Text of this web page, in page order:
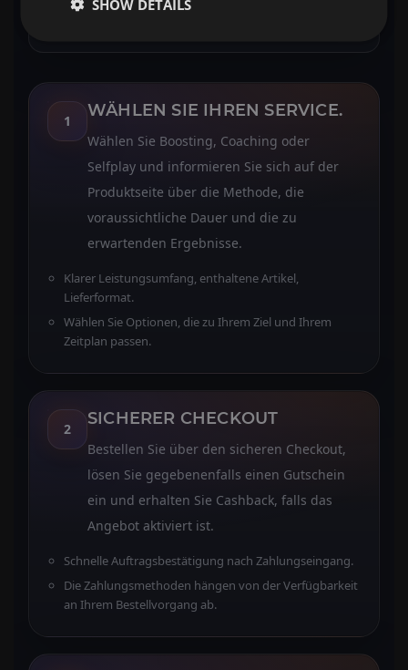
Fortschritt oder geplante Sitzungen →
1
WÄHLEN SIE IHREN SERVICE.
Wählen Sie Boosting, Coaching oder
Selfplay und informieren Sie sich auf der
Produktseite über die Methode, die
voraussichtliche Dauer und die zu
erwartenden Ergebnisse.
Klarer Leistungsumfang, enthaltene Artikel,
Lieferformat.
Wählen Sie Optionen, die zu Ihrem Ziel und Ihrem
Zeitplan passen.
2
SICHERER CHECKOUT
Bestellen Sie über den sicheren Checkout,
lösen Sie gegebenenfalls einen Gutschein
ein und erhalten Sie Cashback, falls das
Angebot aktiviert ist.
Schnelle Auftragsbestätigung nach Zahlungseingang.
Die Zahlungsmethoden hängen von der Verfügbarkeit
an Ihrem Bestellvorgang ab.
SHOW DETAILS